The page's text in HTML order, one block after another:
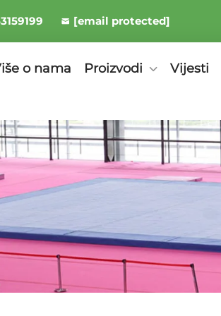
[email protected]
o nama Proizvodi Vijesti